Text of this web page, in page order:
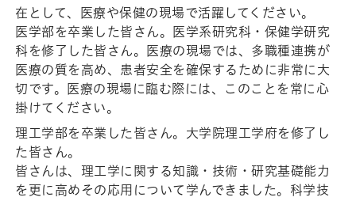
在として、医療や保健の現場で活躍してください。
医学部を卒業した皆さん。医学系研究科・保健学研究
科を修了した皆さん。医療の現場では、多職種連携が
医療の質を高め、患者安全を確保するために非常に大
切です。医療の現場に臨む際には、このことを常に心
掛けてください。
理工学部を卒業した皆さん。大学院理工学府を修了し
た皆さん。
皆さんは、理工学に関する知識・技術・研究基礎能力
を更に高めその応用について学んできました。科学技